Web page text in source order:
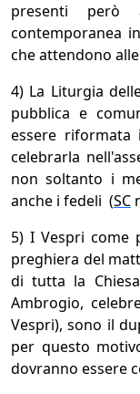
presenti però
contemporanea
che attendono
4) La Liturgia
pubblica e
essere
celebrarla
non soltanto i
anche i fedeli (SC
5) I Vespri come
preghiera del
di tutta la
Ambrogio,
Vespri), sono il
per questo
dovranno essere